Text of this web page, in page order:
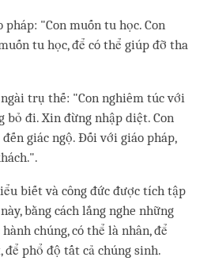
"Con muốn tu học. Con
tu học, để có thể giúp đỡ tha
trụ thế: "Con nghiêm túc với
bỏ đi. Xin đừng nhập diệt. Con
giác ngộ. Đối với giáo pháp,
biết và công đức được tích tập
bằng cách lắng nghe những
chúng, có thể là nhân, để
phổ độ tất cả chúng sinh.